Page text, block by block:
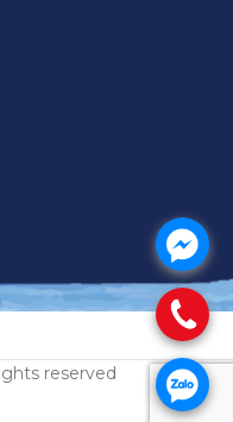
.
.
.
reserved